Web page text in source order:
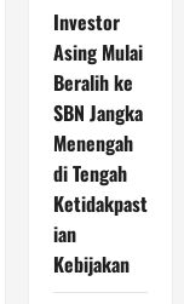
Investor
Asing Mulai
Beralih ke
SBN Jangka
Menengah
di Tengah
Ketidakpast
ian
Kebijakan